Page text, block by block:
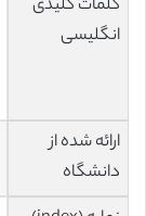
کلمات کلیدی
انگلیسی
ارائه شده از
دانشگاه